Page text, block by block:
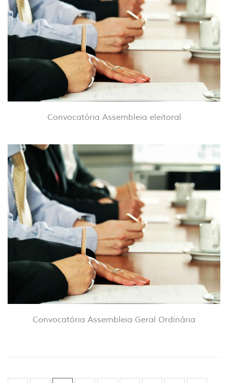
Convocatória Assembleia eleitoral
Convocatória Assembleia Geral Ordinária